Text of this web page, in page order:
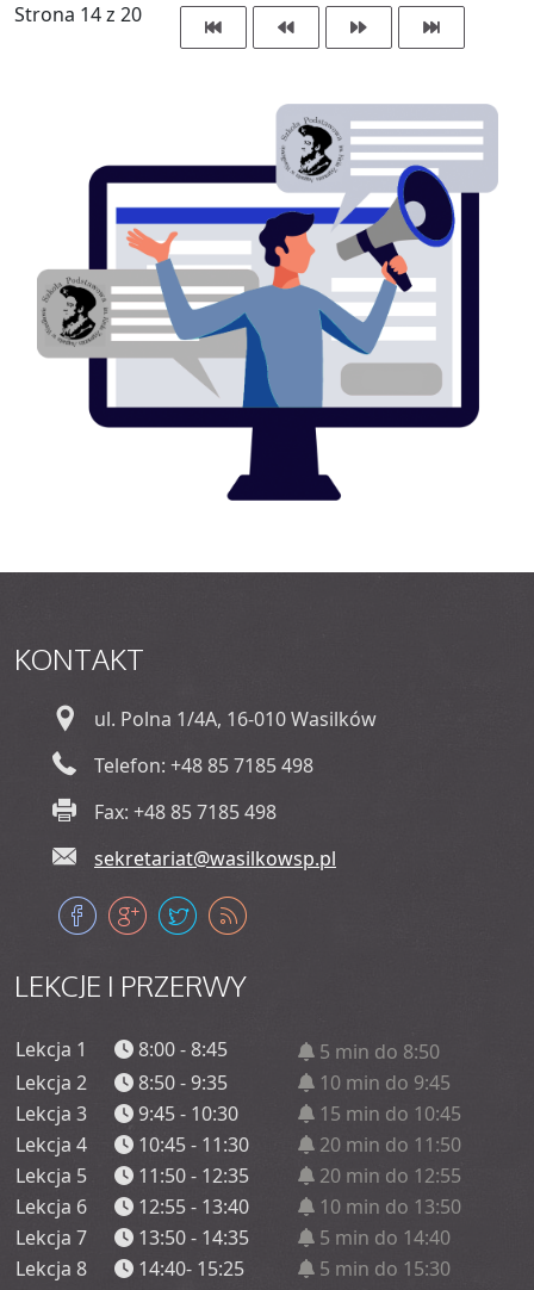
Strona 14 z 20
KONTAKT
ul. Polna 1/4A, 16-010 Wasilków
Telefon: +48 85 7185 498
Fax: +48 85 7185 498
sekretariat@wasilkowsp.pl
LEKCJE I PRZERWY
Lekcja 1 8:00 - 8:45
5 min do 8:50
Lekcja 2
8:50 - 9:35
10 min do 9:45
Lekcja 3
9:45 - 10:30
15 min do 10:45
Lekcja 4
10:45 - 11:30
20 min do 11:50
Lekcja 5
11:50 - 12:35
20 min do 12:55
Lekcja 6
12:55 - 13:40
10 min do 13:50
Lekcja 7
13:50 - 14:35
5 min do 14:40
Lekcja 8
14:40- 15:25
5 min do 15:30